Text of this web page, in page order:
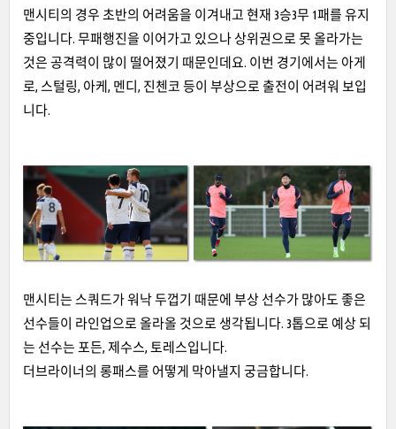
맨시티의 경우 초반의 어려움을 이겨내고 현재 3승3무 1패를 유지
중입니다. 무패행진을 이어가고 있으나 상위권으로 못 올라가는
것은 공격력이 많이 떨어졌기 때문인데요. 이번 경기에서는 아게
로, 스털링, 아케, 멘디, 진첸코 등이 부상으로 출전이 어려워 보입
니다.
맨시티는 스쿼드가 워낙 두껍기 때문에 부상 선수가 많아도 좋은
선수들이 라인업으로 올라올 것으로 생각됩니다. 3톱으로 예상 되
는 선수는 포든, 제수스, 토레스입니다.
더브라이너의 롱패스를 어떻게 막아낼지 궁금합니다.